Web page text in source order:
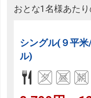
おとな1名様あた
シングル(９平
ル)